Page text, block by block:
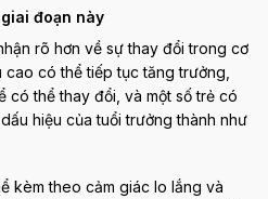
đoạn này
rõ hơn về sự thay đổi trong cơ
cao có thể tiếp tục tăng trưởng,
có thể thay đổi, và một số trẻ có
hiệu của tuổi trưởng thành như
kèm theo cảm giác lo lắng và